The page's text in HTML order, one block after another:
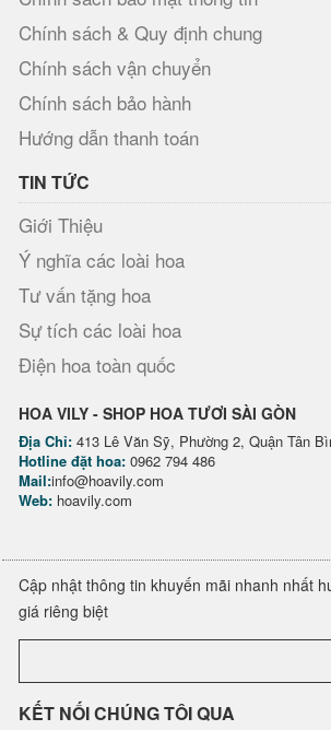
Chính sách & Quy định chung
Chính sách vận chuyển
Chính sách bảo hành
Hướng dẫn thanh toán
TIN TỨC
Giới Thiệu
Ý nghĩa các loài hoa
Tư vấn tặng hoa
Sự tích các loài hoa
Điện hoa toàn quốc
HOA VILY - SHOP HOA TƯƠI SÀI GÒN
Địa Chỉ: 413 Lê Văn Sỹ, Phường 2, Quận Tân
Hotline đặt hoa: 0962 794 486
Mail:info@hoavily.com
Web: hoavily.com
Cập nhật thông tin khuyến mãi nhanh nhất
giá riêng biệt
KẾT NỐI CHÚNG TÔI QUA